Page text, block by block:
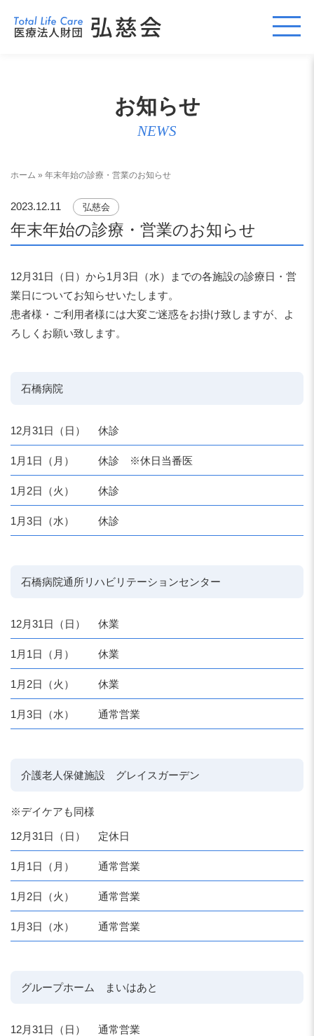
お知らせ
NEWS
ホーム » 年末年始の診療・営業のお知らせ
2023.12.11 弘慈会
年末年始の診療・営業のお知らせ
12月31日（日）から1月3日（水）までの各施設の診療日・営
業日についてお知らせいたします。
患者様・ご利用者様には大変ご迷惑をお掛け致しますが、よ
ろしくお願い致します。
石橋病院
12月31日（日） 休診
1月1日（月） 休診 ※休日当番医
1月2日（火） 休診
1月3日（水） 休診
石橋病院通所リハビリテーションセンター
12月31日（日） 休業
1月1日（月） 休業
1月2日（火） 休業
1月3日（水） 通常営業
介護老人保健施設 グレイスガーデン
※デイケアも同様
12月31日（日） 定休日
1月1日（月） 通常営業
1月2日（火） 通常営業
1月3日（水） 通常営業
グループホーム まいはあと
12月31日（日） 通常営業